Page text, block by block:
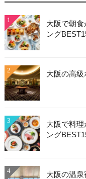
1
大阪で朝
ング
2 大阪の高
3
大阪で料
ング
4 大阪の温